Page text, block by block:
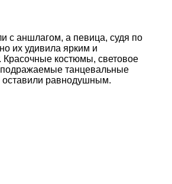
с аншлагом, а певица, судя по
их удивила ярким и
Красочные костюмы, световое
танцевальные
оставили равнодушным.